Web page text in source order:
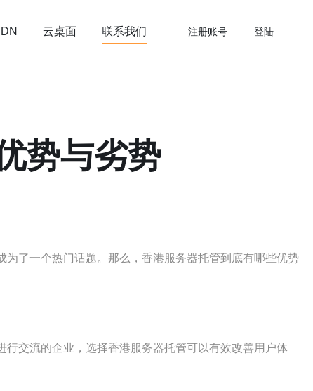
云桌面 联系我们 注册账号 登陆
势与劣势
了一个热门话题。那么，香港服务器托管到底有哪些优势
交流的企业，选择香港服务器托管可以有效改善用户体